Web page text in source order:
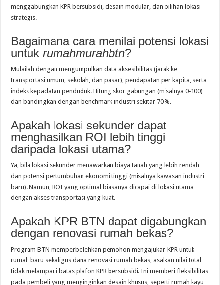
menggabungkan KPR bersubsidi, desain modular, dan pilihan lokasi
strategis.
Bagaimana cara menilai potensi lokasi
untukrumahmurahbtn?
Mulailah dengan mengumpulkan data aksesibilitas (jarak ke
transportasi umum, sekolah, dan pasar), pendapatan per kapita, serta
indeks kepadatan penduduk. Hitung skor gabungan (misalnya 0‑100)
dan bandingkan dengan benchmark industri sekitar 70 %.
Apakah lokasi sekunder dapat
menghasilkan ROI lebih tinggi
daripada lokasi utama?
Ya, bila lokasi sekunder menawarkan biaya tanah yang lebih rendah
dan potensi pertumbuhan ekonomi tinggi (misalnya kawasan industri
baru). Namun, ROI yang optimal biasanya dicapai di lokasi utama
dengan akses transportasi yang kuat.
Apakah KPR BTN dapat digabungkan
dengan renovasi rumah bekas?
Program BTN memperbolehkan pemohon mengajukan KPR untuk
rumah baru sekaligus dana renovasi rumah bekas, asalkan nilai total
tidak melampaui batas plafon KPR bersubsidi. Ini memberi fleksibilitas
pada pembeli yang menginginkan desain khusus, seperti rumah kayu